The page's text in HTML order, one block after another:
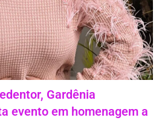
Gardênia
evento em homenagem a